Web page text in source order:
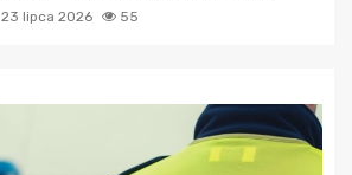
23 lipca 2026 55